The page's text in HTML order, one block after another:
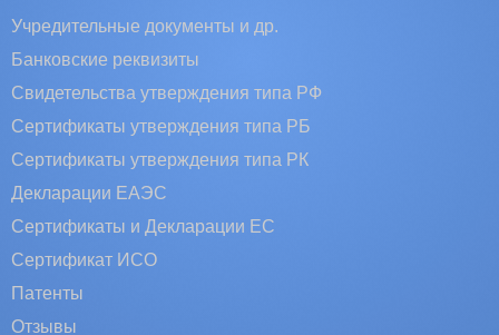
Учредительные документы и др.
Банковские реквизиты
Свидетельства утверждения типа РФ
Сертификаты утверждения типа РБ
Сертификаты утверждения типа РК
Декларации ЕАЭС
Сертификаты и Декларации EC
Сертификат ИСО
Патенты
Отзывы